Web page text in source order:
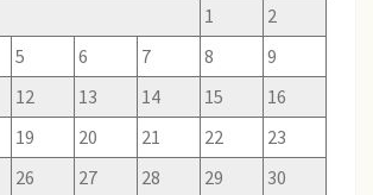
1
2
5 6 7 8
9
12 13 14 15
16
19 20 21 22
23
26 27 28 29 30